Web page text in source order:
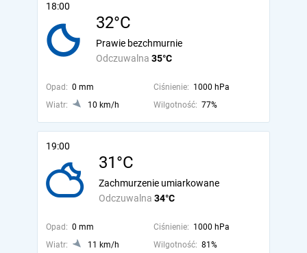
18:00
32°C
Odczuwalna 35°C
Prawie bezchmurnie
Opad: 0 mm Ciśnienie: 1000 hPa
Wiatr:
10 km/h Wilgotność: 77%
19:00
31°C
Odczuwalna 34°C
Zachmurzenie umiarkowane
Opad: 0 mm Ciśnienie: 1000 hPa
Wiatr:
11 km/h Wilgotność: 81%